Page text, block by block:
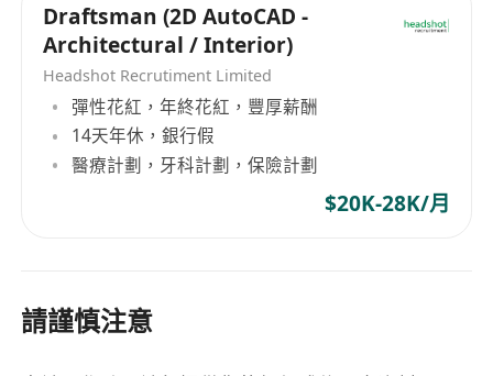
Draftsman (2D AutoCAD -
Architectural / Interior)
Headshot Recrutiment Limited
彈性花紅，年終花紅，豐厚薪酬
14天年休，銀行假
醫療計劃，牙科計劃，保險計劃
$20K-28K/月
請謹慎注意